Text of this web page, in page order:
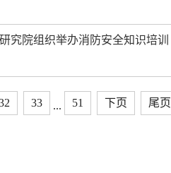
院组织举办消防安全知识培训
33 ... 51 下页 尾页